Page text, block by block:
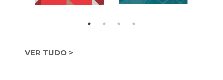
VER TUDO >